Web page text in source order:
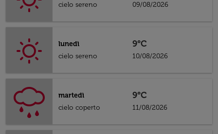
cielo sereno
09/08/2026
lunedì
cielo sereno
9°C
10/08/2026
martedì
cielo coperto
9°C
11/08/2026